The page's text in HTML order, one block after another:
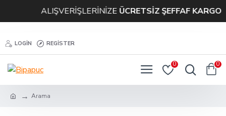
ALIŞVERİŞLERİNİZEÜCRETSİZ ŞEFFAF KARGO
LOGIN REGISTER
0 0
Arama